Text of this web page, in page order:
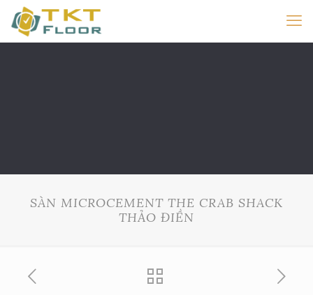
SÀN MICROCEMENT THE CRAB SHACK
THẢO ĐIỀN